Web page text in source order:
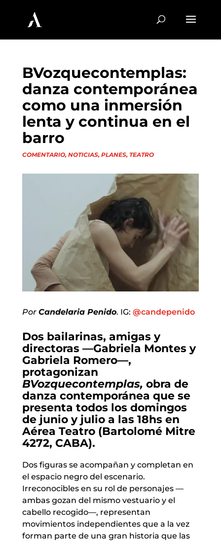
BVozquecontemplas:
danza contemporánea
como una inmersión
lenta y continua en el
barro
COMENTARIO, NOTICIAS, PLANES, TEATRO
Por Candelaria Penido. IG: @candepenido
Dos bailarinas, amigas y
directoras —Gabriela Montes y
Gabriela Romero—,
protagonizan
BVozquecontemplas, obra de
danza contemporánea que se
presenta todos los domingos
de junio y julio a las 18hs en
Aérea Teatro (Bartolomé Mitre
4272, CABA).
Dos figuras se acompañan y completan en
el espacio negro del escenario.
Irreconocibles en su rol de personajes —
ambas gozan del mismo vestuario y el
cabello recogido—, representan
movimientos independientes que a la vez
forman parte de una gran historia que las